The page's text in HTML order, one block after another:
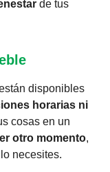
de tus
disponibles
horarias ni
cosas en un
otro momento,
necesites.